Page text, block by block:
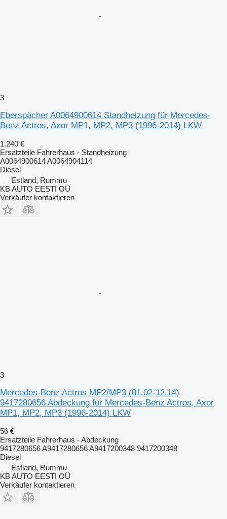
3
Eberspächer A0064900614 Standheizung für Mercedes-
Benz Actros, Axor MP1, MP2, MP3 (1996-2014) LKW
1.240 €
Ersatzteile Fahrerhaus - Standheizung
A0064900614 A0064904114
Diesel
Estland, Rummu
KB AUTO EESTI OÜ
Verkäufer kontaktieren
3
Mercedes-Benz Actros MP2/MP3 (01.02-12.14)
9417280656 Abdeckung für Mercedes-Benz Actros, Axor
MP1, MP2, MP3 (1996-2014) LKW
56 €
Ersatzteile Fahrerhaus - Abdeckung
9417280656 A9417280656 A9417200348 9417200348
Diesel
Estland, Rummu
KB AUTO EESTI OÜ
Verkäufer kontaktieren